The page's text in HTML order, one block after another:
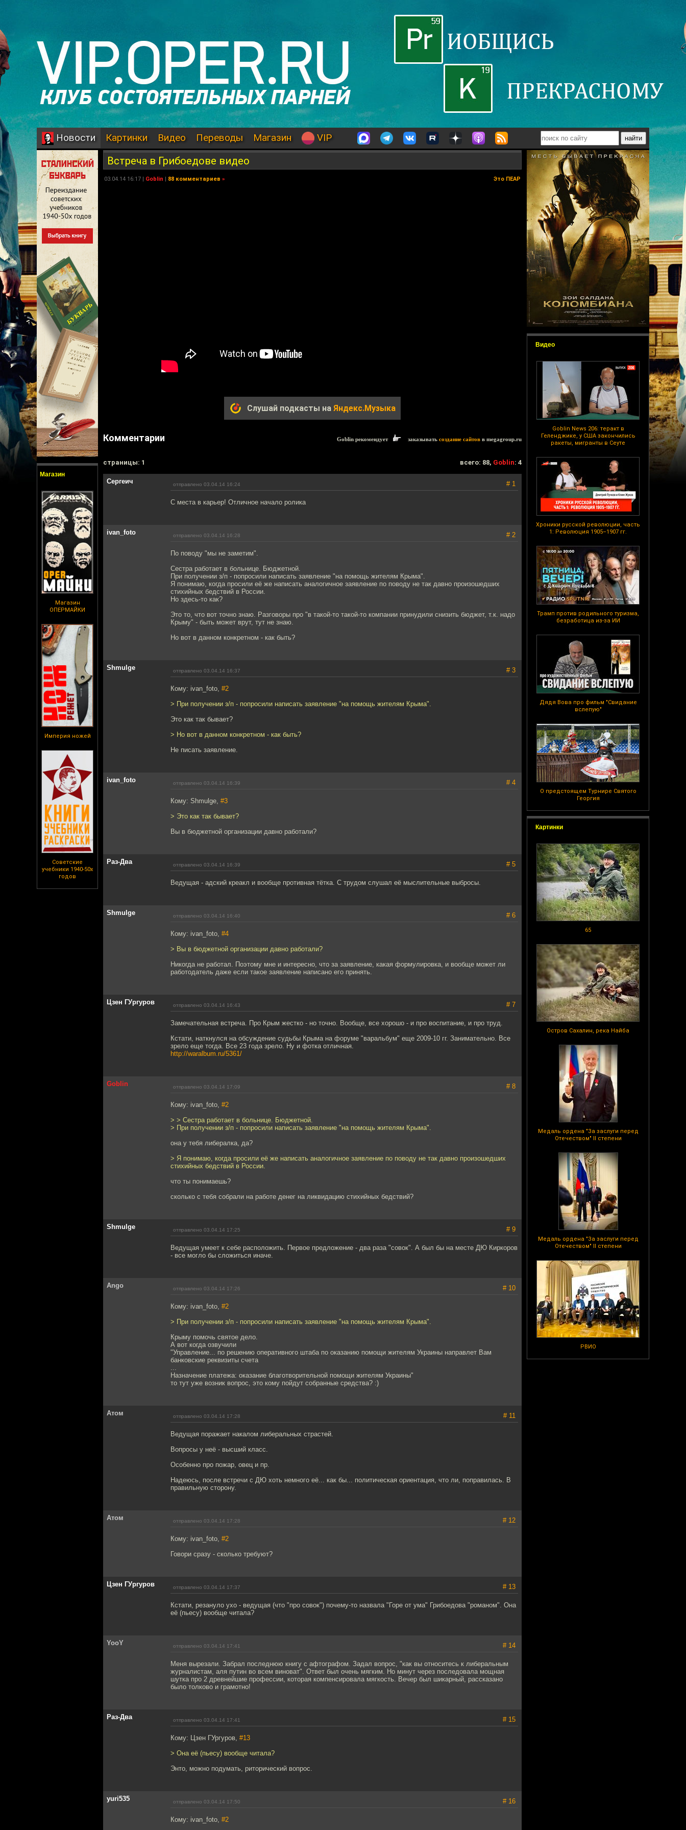
Новости Картинки Видео Переводы Магазин VIP
Магазин
Магазин
ОПЕРМАЙКИ
Империя ножей
Советские
учебники 1940-50х
годов
Видео
Goblin News 206: теракт в
Геленджике, у США закончились
ракеты, мигранты в Сеуте
Хроники русской революции, часть
1: Революция 1905–1907 гг.
Трамп против родильного туризма,
безработица из-за ИИ
Дядя Вова про фильм "Свидание
вслепую"
О предстоящем Турнире Святого
Георгия
Картинки
65
Остров Сахалин, река Найба
Медаль ордена "За заслуги перед
Отечеством" II степени
Медаль ордена "За заслуги перед
Отечеством" II степени
РВИО
Встреча в Грибоедове видео
03.04.14 16:17 | Goblin | 88 комментариев » Это ПЕАР
Слушай подкасты на Яндекс.Музыка
Комментарии Goblin рекомендует заказывать создание сайтов в megagroup.ru
cтраницы: 1 всего: 88, Goblin: 4
Сергеич отправлено 03.04.14 16:24 # 1
С места в карьер! Отличное начало ролика
ivan_foto отправлено 03.04.14 16:28 # 2
По поводу "мы не заметим".
Сестра работает в больнице. Бюджетной.
При получении з/п - попросили написать заявление "на помощь жителям Крыма".
Я понимаю, когда просили её же написать аналогичное заявление по поводу не так давно произошедших
стихийных бедствий в России.
Но здесь-то как?
Это то, что вот точно знаю. Разговоры про "в такой-то такой-то компании принудили снизить бюджет, т.к. надо
Крыму" - быть может врут, тут не знаю.
Но вот в данном конкретном - как быть?
Shmulge отправлено 03.04.14 16:37 # 3
Кому: ivan_foto, #2
> При получении з/п - попросили написать заявление "на помощь жителям Крыма".
Это как так бывает?
> Но вот в данном конкретном - как быть?
Не писать заявление.
ivan_foto отправлено 03.04.14 16:39 # 4
Кому: Shmulge, #3
> Это как так бывает?
Вы в бюджетной организации давно работали?
Раз-Два отправлено 03.04.14 16:39 # 5
Ведущая - адский креакл и вообще противная тётка. С трудом слушал её мыслительные выбросы.
Shmulge отправлено 03.04.14 16:40 # 6
Кому: ivan_foto, #4
> Вы в бюджетной организации давно работали?
Никогда не работал. Поэтому мне и интересно, что за заявление, какая формулировка, и вообще может ли
работодатель даже если такое заявление написано его принять.
Цзен ГУргуров отправлено 03.04.14 16:43 # 7
Замечательная встреча. Про Крым жестко - но точно. Вообще, все хорошо - и про воспитание, и про труд.
Кстати, наткнулся на обсуждение судьбы Крыма на форуме "варальбум" еще 2009-10 гг. Занимательно. Все
зрело еще тогда. Все 23 года зрело. Ну и фотка отличная.
http://waralbum.ru/5361/
Goblin отправлено 03.04.14 17:09 # 8
Кому: ivan_foto, #2
> > Сестра работает в больнице. Бюджетной.
> При получении з/п - попросили написать заявление "на помощь жителям Крыма".
она у тебя либералка, да?
> Я понимаю, когда просили её же написать аналогичное заявление по поводу не так давно произошедших
стихийных бедствий в России.
что ты понимаешь?
сколько с тебя собрали на работе денег на ликвидацию стихийных бедствий?
Shmulge отправлено 03.04.14 17:25 # 9
Ведущая умеет к себе расположить. Первое предложение - два раза "совок". А был бы на месте ДЮ Киркоров
- все могло бы сложиться иначе.
Ango отправлено 03.04.14 17:26 # 10
Кому: ivan_foto, #2
> При получении з/п - попросили написать заявление "на помощь жителям Крыма".
Крыму помочь святое дело.
А вот когда озвучили
"Управление... по решению оперативного штаба по оказанию помощи жителям Украины направлет Вам
банковские реквизиты счета
...
Назначение платежа: оказание благотворительной помощи жителям Украины"
то тут уже возник вопрос, это кому пойдут собранные средства? :)
Атом отправлено 03.04.14 17:28 # 11
Ведущая поражает накалом либеральных страстей.
Вопросы у неё - высший класс.
Особенно про пожар, овец и пр.
Надеюсь, после встречи с ДЮ хоть немного её... как бы... политическая ориентация, что ли, поправилась. В
правильную сторону.
Атом отправлено 03.04.14 17:28 # 12
Кому: ivan_foto, #2
Говори сразу - сколько требуют?
Цзен ГУргуров отправлено 03.04.14 17:37 # 13
Кстати, резануло ухо - ведущая (что "про совок") почему-то назвала "Горе от ума" Грибоедова "романом". Она
её (пьесу) вообще читала?
YooY отправлено 03.04.14 17:41 # 14
Меня вырезали. Забрал последнюю книгу с афтографом. Задал вопрос, "как вы относитесь к либеральным
журналистам, аля путин во всем виноват". Ответ был очень мягким. Но минут через последовала мощная
шутка про 2 древнейшие профессии, которая компенсировала мягкость. Вечер был шикарный, рассказано
было толково и грамотно!
Раз-Два отправлено 03.04.14 17:41 # 15
Кому: Цзен ГУргуров, #13
> Она её (пьесу) вообще читала?
Энто, можно подумать, риторический вопрос.
yuri535 отправлено 03.04.14 17:50 # 16
Кому: ivan_foto, #2